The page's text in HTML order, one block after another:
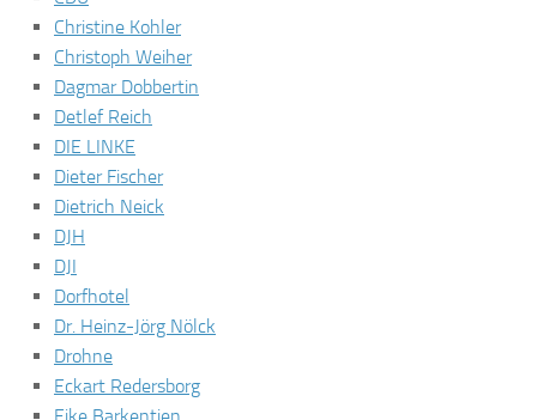
Christine Kohler
Christoph Weiher
Dagmar Dobbertin
Detlef Reich
DIE LINKE
Dieter Fischer
Dietrich Neick
DJH
DJI
Dorfhotel
Dr. Heinz-Jörg Nölck
Drohne
Eckart Redersborg